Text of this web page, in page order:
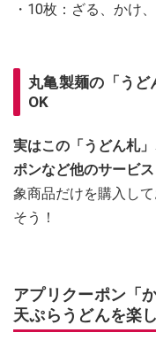
・10枚：ざる、かけ
丸亀製麺の「う
OK
実はこの「うどん札
ポンなど他のサービス
象商品だけを購入し
そう！
アプリクーポン「
天ぷらうどんを楽